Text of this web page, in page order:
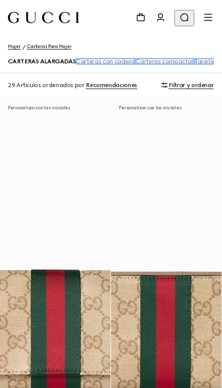
Mujer Carteras Para Mujer
CARTERAS ALARGADAS Carteras con cadena Carteras compactas
29 Artículos ordenados por Recomendaciones Filtrar y ordenar
Personalizar con las iniciales Personalizar con las iniciales